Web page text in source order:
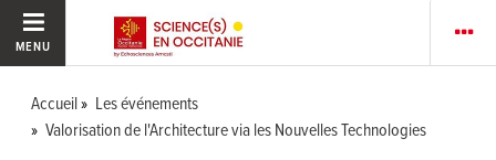
MENU
Accueil
Les événements
Valorisation de l'Architecture via les Nouvelles Technologies